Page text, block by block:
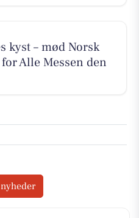
kyst – mød Norsk
Alle Messen den